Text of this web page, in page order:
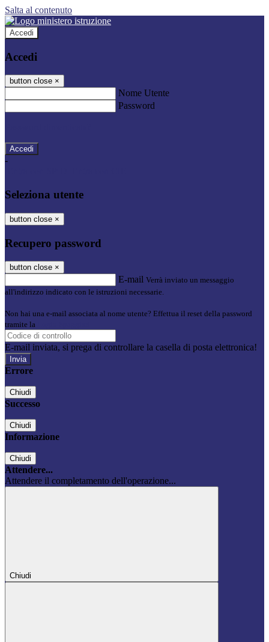
Salta al contenuto
Accedi
Accedi
button close ×
Nome Utente
Password
-
Seleziona utente
button close ×
Recupero password
button close ×
E-mail Verrà inviato un messaggio
all'indirizzo indicato con le istruzioni necessarie.
Non hai una e-mail associata al nome utente? Effettua il reset della password
tramite la
E-mail inviata, si prega di controllare la casella di posta elettronica!
Errore
Chiudi
Successo
Chiudi
Informazione
Chiudi
Attendere...
Attendere il completamento dell'operazione...
Chiudi